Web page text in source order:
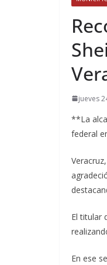
jueves
**La
federal
El titular
En ese